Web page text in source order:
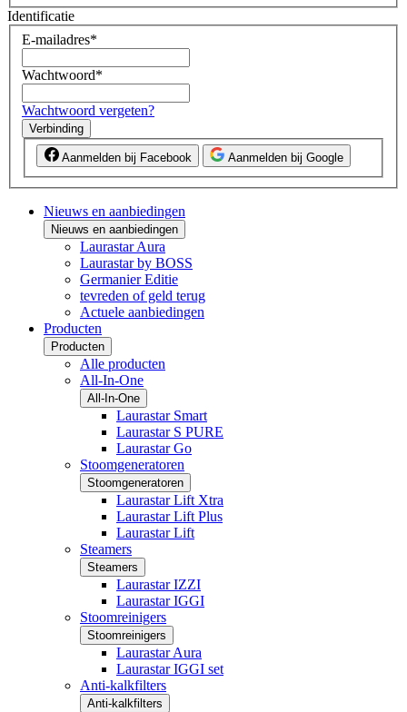
Identificatie
E-mailadres*
Wachtwoord*
Wachtwoord vergeten?
Verbinding
Aanmelden bij Facebook Aanmelden bij Google
Nieuws en aanbiedingen
Nieuws en aanbiedingen
Laurastar Aura
Laurastar by BOSS
Germanier Editie
tevreden of geld terug
Actuele aanbiedingen
Producten
Producten
Alle producten
All-In-One
All-In-One
Laurastar Smart
Laurastar S PURE
Laurastar Go
Stoomgeneratoren
Stoomgeneratoren
Laurastar Lift Xtra
Laurastar Lift Plus
Laurastar Lift
Steamers
Steamers
Laurastar IZZI
Laurastar IGGI
Stoomreinigers
Stoomreinigers
Laurastar Aura
Laurastar IGGI set
Anti-kalkfilters
Anti-kalkfilters